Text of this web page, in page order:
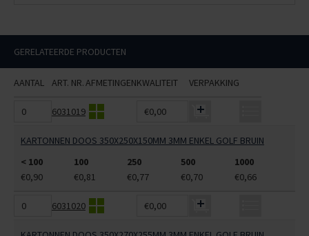
GERELATEERDE PRODUCTEN
AANTAL ART. NR.AFMETINGENKWALITEIT VERPAKKING
6031019 €0,00
KARTONNEN DOOS 350X250X150MM 3MM ENKEL GOLF BRUIN
< 100
100 250 500
1000
€0,90
€0,81 €0,77 €0,70 €0,66
6031020 €0,00